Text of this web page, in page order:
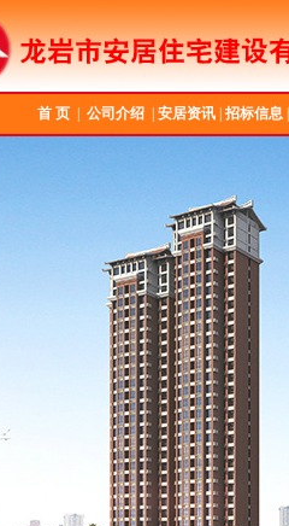
首 页| 公司介绍| 安居资讯| 招标信息|